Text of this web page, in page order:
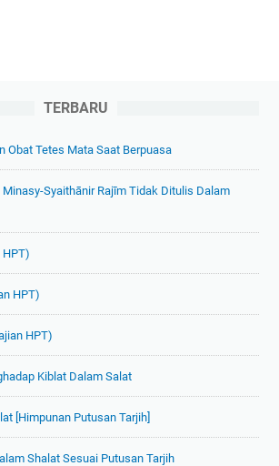
TERBARU
Obat Tetes Mata Saat Berpuasa
Minasy-Syaithānir Rajīm Tidak Ditulis Dalam
HPT)
HPT)
HPT)
Kiblat Dalam Salat
[Himpunan Putusan Tarjih]
Shalat Sesuai Putusan Tarjih